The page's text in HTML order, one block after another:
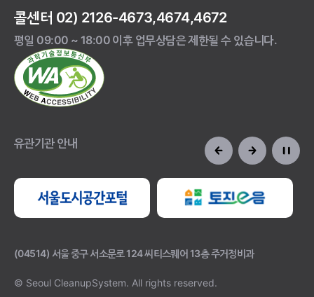
콜센터 02) 2126-4673,4674,4672
평일 09:00 ~ 18:00 이후 업무상담은 제한될 수 있습니다.
유관기관 안내
(04514) 서울 중구 서소문로 124 씨티스퀘어 13층 주거정비과
© Seoul CleanupSystem. All rights reserved.